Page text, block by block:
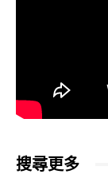
搜尋更多